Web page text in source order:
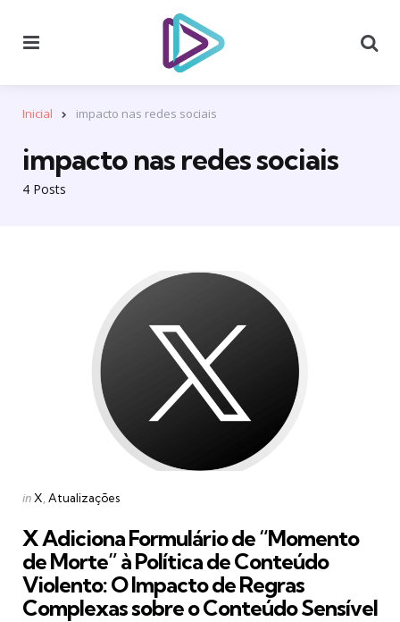
Inicial impacto nas redes sociais
4 Posts
impacto nas redes sociais
Categories
Posted
inX Atualizações
X Adiciona Formulário de “Momento
de Morte” à Política de Conteúdo
Violento: O Impacto de Regras
Complexas sobre o Conteúdo Sensível